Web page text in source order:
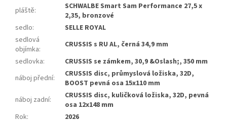
pláště:
SCHWALBE Smart Sam Performance 27,5 x
2,35, bronzové
sedlo:
SELLE ROYAL
sedlová
objímka:
CRUSSIS s RU AL, černá 34,9 mm
sedlovka:
CRUSSIS se zámkem, 30,9 &Oslash;, 350 mm
náboj přední:
CRUSSIS disc, průmyslová ložiska, 32D,
BOOST pevná osa 15x110 mm
náboj zadní:
CRUSSIS disc, kuličková ložiska, 32D, pevná
osa 12x148 mm
Rok:
2026